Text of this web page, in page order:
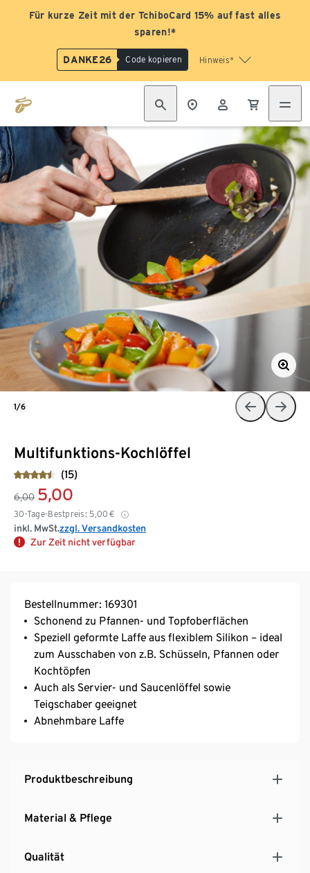
Für kurze Zeit mit der TchiboCard 15% auf fast alles
sparen!*
DANKE26 Code kopieren Hinweis*
Multifunktions-Kochlöffel
(15)
6,00 5,00
30-Tage-Bestpreis: 5,00 €
inkl. MwSt.zzgl. Versandkosten
Zur Zeit nicht verfügbar
1/6
Bestellnummer: 169301
Schonend zu Pfannen- und Topfoberflächen
Speziell geformte Laffe aus flexiblem Silikon – ideal
zum Ausschaben von z.B. Schüsseln, Pfannen oder
Kochtöpfen
Auch als Servier- und Saucenlöffel sowie
Teigschaber geeignet
Abnehmbare Laffe
Produktbeschreibung
Material & Pflege
Qualität